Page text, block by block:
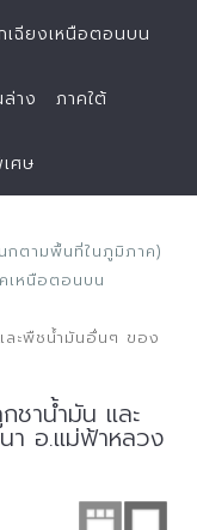
ฉียงเหนือตอนบน
าง ภาคใต้
ศษ
กตามพื้นที่ในภูมิภาค)
เหนือตอนบน
ละพืชน้ำมันอื่นๆ ของ
ชาน้ำมัน และ
อ.แม่ฟ้าหลวง